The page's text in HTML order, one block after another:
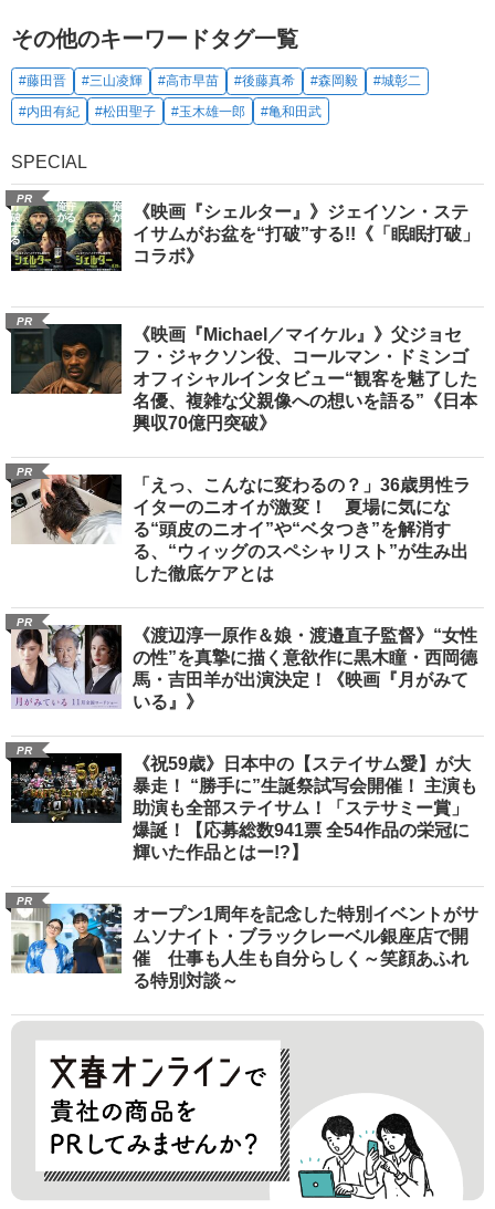
その他のキーワードタグ一覧
#藤田晋 #三山凌輝 #高市早苗 #後藤真希 #森岡毅
#城彰二
#内田有紀
#松田聖子 #玉木雄一郎 #亀和田武
SPECIAL
PR
《映画『シェルター』》ジェイソン・ステ
イサムがお盆を“打破”する!!《「眠眠打破」
コラボ》
PR
《映画『Michael／マイケル』》父ジョセ
フ・ジャクソン役、コールマン・ドミンゴ
オフィシャルインタビュー“観客を魅了した
名優、複雑な父親像への想いを語る”《日本
興収70億円突破》
PR
「えっ、こんなに変わるの？」36歳男性ラ
イターのニオイが激変！ 夏場に気にな
る“頭皮のニオイ”や“ベタつき”を解消す
る、“ウィッグのスペシャリスト”が生み出
した徹底ケアとは
PR
《渡辺淳一原作＆娘・渡邉直子監督》“女性
の性”を真摯に描く意欲作に黒木瞳・西岡德
馬・吉田羊が出演決定！《映画『月がみて
いる』》
PR
《祝59歳》日本中の【ステイサム愛】が大
暴走！ “勝手に”生誕祭試写会開催！ 主演も
助演も全部ステイサム！「ステサミー賞」
爆誕！【応募総数941票 全54作品の栄冠に
輝いた作品とはー!?】
PR
オープン1周年を記念した特別イベントがサ
ムソナイト・ブラックレーベル銀座店で開
催 仕事も人生も自分らしく～笑顔あふれ
る特別対談～